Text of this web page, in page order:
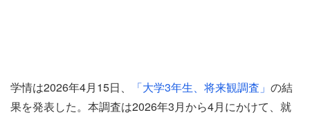
学情は2026年4月15日、 「大学3年生、将来観調査」 の結
果を発表した。本調査は2026年3月から4月にかけて、就